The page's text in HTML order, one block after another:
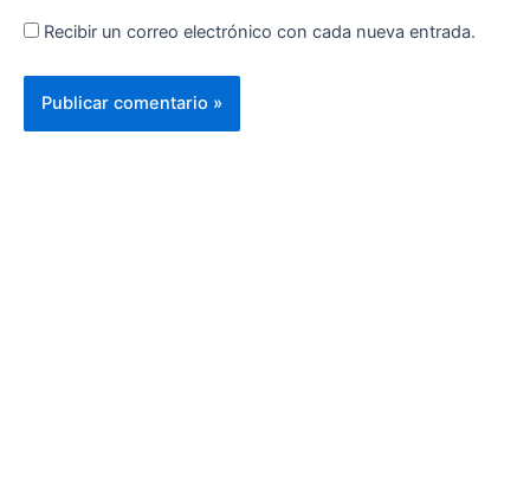
Recibir un correo electrónico con cada nueva entrada.